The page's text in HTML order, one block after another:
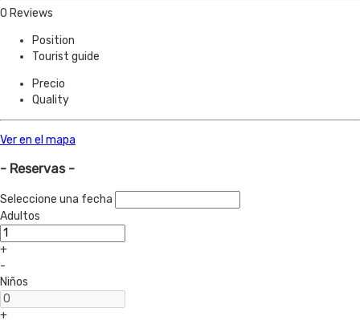
0 Reviews
Position
Tourist guide
Precio
Quality
Ver en el mapa
- Reservas -
Seleccione una fecha
Adultos
+
-
Niños
+